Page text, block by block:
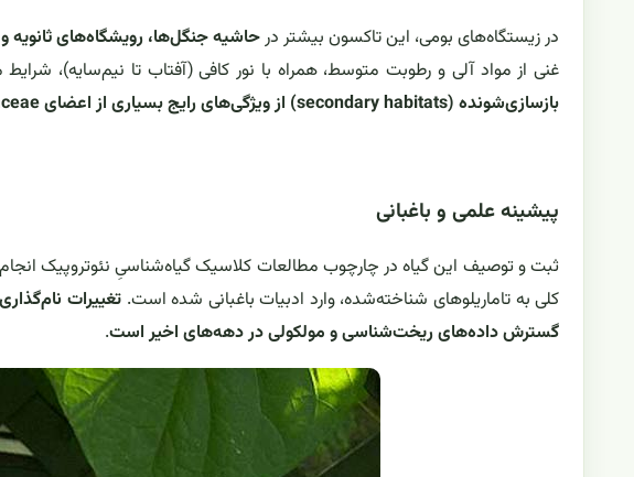
در زیستگاه‌های بومی، این تاکسون بیشتر درحاشیه جنگل‌ها، رویشگاه‌های
غنی از مواد آلی و رطوبت متوسط، همراه با نور کافی (آفتاب تا نیم‌سایه)،
بازسازی‌شونده (secondary habitats) از ویژگی‌های رایج بسیاری از اعضای Solanaceae است
پیشینه علمی و باغبانی
ثبت و توصیف این گیاه در چارچوب مطالعات کلاسیک گیاه‌شناسیِ نئوتروپیک
کلی به تاماریلوهای شناخته‌شده، وارد ادبیات باغبانی شده است.
گسترش داده‌های ریخت‌شناسی و مولکولی در دهه‌های اخیر است.